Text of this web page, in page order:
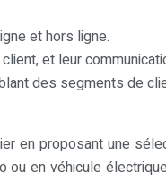
et hors ligne.
et leur
des segments de
en proposant une
en véhicule